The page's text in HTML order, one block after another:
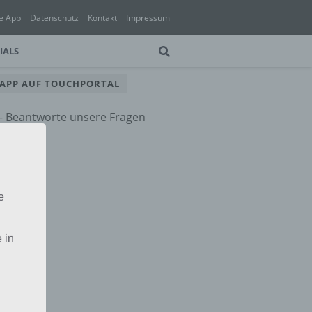
App Datenschutz Kontakt Impressum
AUF TOUCHPORTAL
Beantworte unsere Fragen
in